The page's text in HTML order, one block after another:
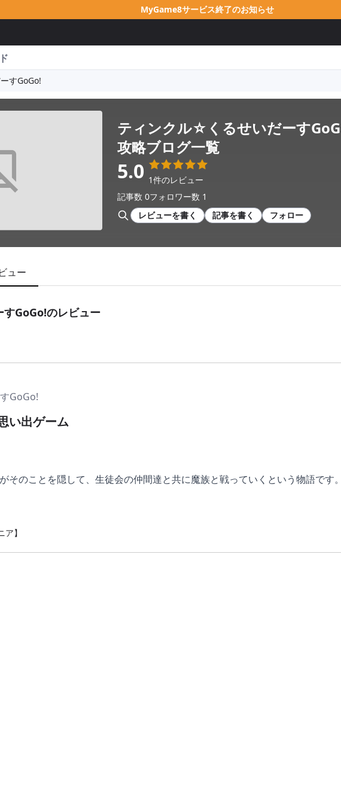
MyGame8サービス終了のお知らせ
すGoGo!
ティンクル☆くるせいだーす
攻略ブログ一覧
5.0 1件のレビュー
記事数 0フォロワー数 1
レビューを書く
記事を書く フォロー
ュー
GoGo!のレビュー
GoGo!
い出ゲーム
そのことを隠して、生徒会の仲間達と共に魔族と戦っていくという物語です。
、ED数も多くとても満足できる内容となっています。
】